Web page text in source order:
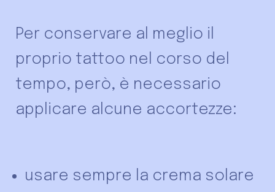
Per conservare al meglio il
proprio tattoo nel corso del
tempo, però, è necessario
applicare alcune accortezze:
usare sempre la crema solare